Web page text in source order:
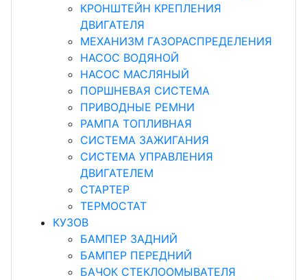
КРОНШТЕЙН КРЕПЛЕНИЯ
ДВИГАТЕЛЯ
МЕХАНИЗМ ГАЗОРАСПРЕДЕЛЕНИЯ
НАСОС ВОДЯНОЙ
НАСОС МАСЛЯНЫЙ
ПОРШНЕВАЯ СИСТЕМА
ПРИВОДНЫЕ РЕМНИ
РАМПА ТОПЛИВНАЯ
СИСТЕМА ЗАЖИГАНИЯ
СИСТЕМА УПРАВЛЕНИЯ
ДВИГАТЕЛЕМ
СТАРТЕР
ТЕРМОСТАТ
КУЗОВ
БАМПЕР ЗАДНИЙ
БАМПЕР ПЕРЕДНИЙ
БАЧОК СТЕКЛООМЫВАТЕЛЯ